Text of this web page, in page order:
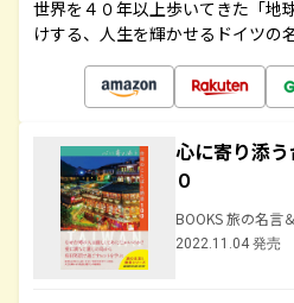
世界を４０年以上歩いてきた「地
けする、人生を輝かせるドイツの
心に寄り添
０
BOOKS 旅の名言
2022.11.04 発売